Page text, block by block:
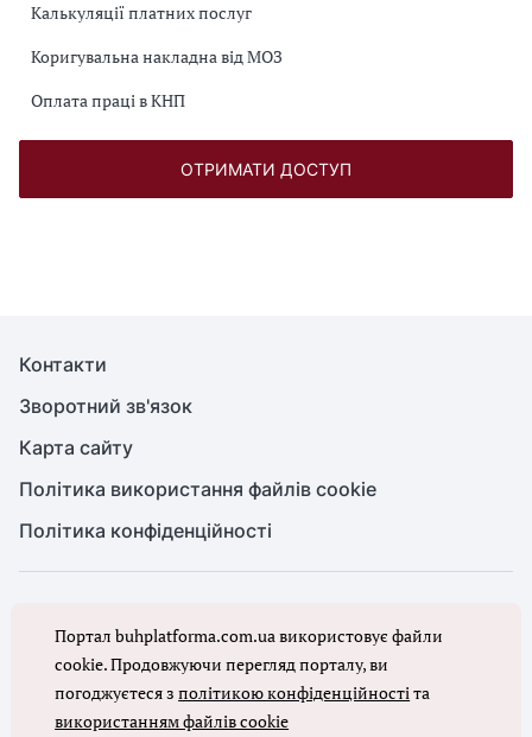
Калькуляції платних послуг
Коригувальна накладна від МОЗ
Оплата праці в КНП
ОТРИМАТИ ДОСТУП
Контакти
Зворотний зв'язок
Карта сайту
Політика використання файлів cookie
Політика конфіденційності
Повне або часткове копіювання будь-яких матеріалів сайту,
цитування, публікація їх анотованих оглядів допускаються лише з
письмового дозволу редакції сайту Головбух
Ми в соцмережах
Портал buhplatforma.com.ua використовує файли
cookie. Продовжуючи перегляд порталу, ви
погоджуєтеся зполітикою конфіденційностіта
використанням файлів cookie